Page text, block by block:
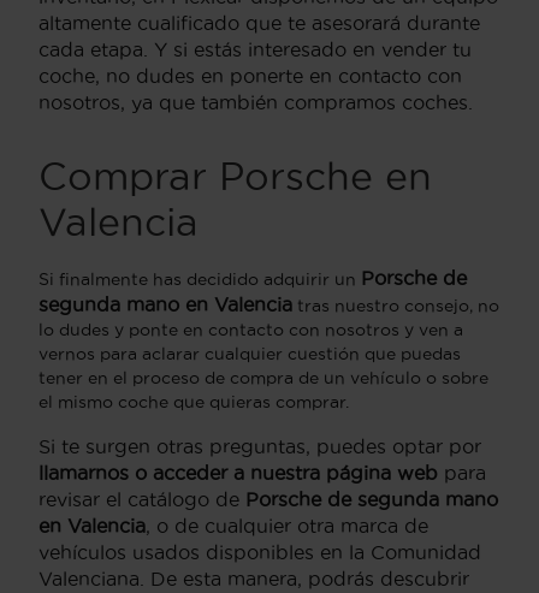
altamente cualificado que te asesorará durante
cada etapa. Y si estás interesado en vender tu
coche, no dudes en ponerte en contacto con
nosotros, ya que también compramos coches.
Comprar Porsche en
Valencia
Si finalmente has decidido adquirir un Porsche de
segunda mano en Valencia tras nuestro consejo, no
lo dudes y ponte en contacto con nosotros y ven a
vernos para aclarar cualquier cuestión que puedas
tener en el proceso de compra de un vehículo o sobre
el mismo coche que quieras comprar.
Si te surgen otras preguntas, puedes optar por
llamarnos o acceder a nuestra página web para
revisar el catálogo de Porsche de segunda mano
en Valencia, o de cualquier otra marca de
vehículos usados disponibles en la Comunidad
Valenciana. De esta manera, podrás descubrir